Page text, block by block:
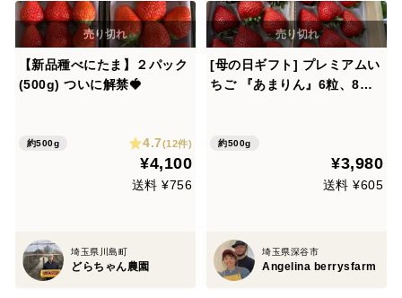
【新品種べにたま】２パック
(500g) ついに解禁🍓
約500g 4.7(12件)
¥4,100
送料 ¥756
埼玉県川島町
どらちゃん農園
[母の日ギフト] プレミアムい
ちご 『あまりん』6粒、8
約500g
¥3,980
送料 ¥605
埼玉県深谷市
Angelina berrysfarm